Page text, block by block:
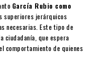
García Rubio como
superiores jerárquicos
necesarias. Este tipo de
ciudadanía, que espera
comportamiento de quienes